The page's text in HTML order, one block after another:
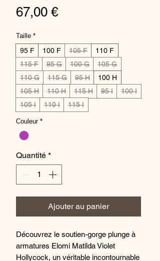
67,00 €Prix
Taille *
95 F 100 F 105 F
110 F
115 F
95 G 100 G
105 G
110 G
115 G 95 H
100 H
105 H
110 H 115 H 95 I
100 I
105 I
110 I 115 I
Couleur *
Quantité *
Ajouter au panier
Découvrez le soutien-gorge plunge à
armatures Elomi Matilda Violet
Hollycock, un véritable incontournable